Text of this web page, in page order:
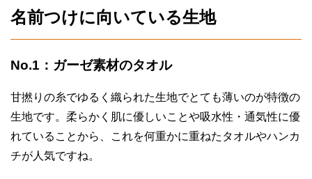
名前つけに向いている生地
No.1：ガーゼ素材のタオル
甘撚りの糸でゆるく織られた生地でとても薄いのが特徴の
生地です。柔らかく肌に優しいことや吸水性・通気性に優
れていることから、これを何重かに重ねたタオルやハンカ
チが人気ですね。